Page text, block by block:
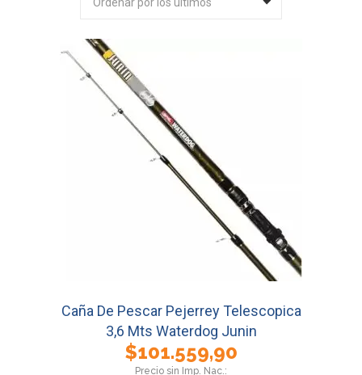
Caña De Pescar Pejerrey Telescopica
3,6 Mts Waterdog Junin
$101.559,90